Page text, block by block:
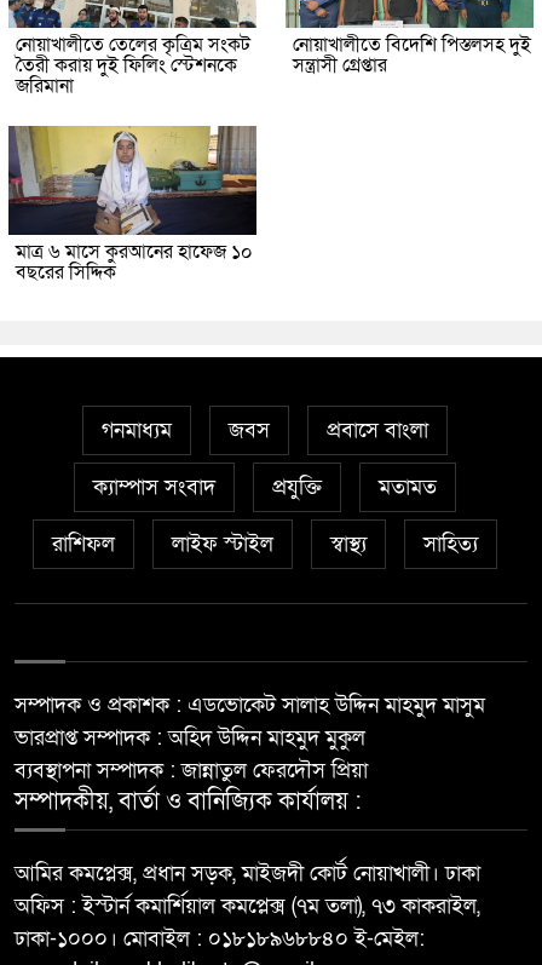
নোয়াখালীতে তেলের কৃত্রিম সংকট
তৈরী করায় দুই ফিলিং স্টেশনকে
জরিমানা
নোয়াখালীতে বিদেশি পিস্তলসহ দুই
সন্ত্রাসী গ্রেপ্তার
মাত্র ৬ মাসে কুরআনের হাফেজ ১০
বছরের সিদ্দিক
গনমাধ্যম জবস প্রবাসে বাংলা
ক্যাম্পাস সংবাদ প্রযুক্তি মতামত
রাশিফল লাইফ স্টাইল স্বাস্থ্য সাহিত্য
সম্পাদক ও প্রকাশক : এডভোকেট সালাহ উদ্দিন মাহমুদ মাসুম
ভারপ্রাপ্ত সম্পাদক : অহিদ উদ্দিন মাহমুদ মুকুল
ব্যবস্থাপনা সম্পাদক : জান্নাতুল ফেরদৌস প্রিয়া
সম্পাদকীয়, বার্তা ও বানিজ্যিক কার্যালয় :
আমির কমপ্লেক্স, প্রধান সড়ক, মাইজদী কোর্ট নোয়াখালী। ঢাকা
অফিস : ইস্টার্ন কমার্শিয়াল কমপ্লেক্স (৭ম তলা), ৭৩ কাকরাইল,
ঢাকা-১০০০। মোবাইল : ০১৮১৮৯৬৮৮৪০ ই-মেইল: